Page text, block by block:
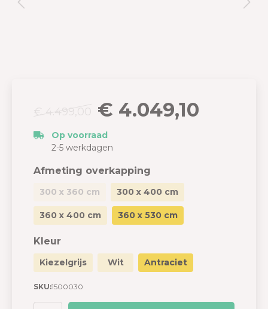
€ 4.049,10
Op voorraad
2-5 werkdagen
Afmeting overkapping
300 x 360 cm 300 x 400 cm
360 x 400 cm 360 x 530 cm
Kleur
Kiezelgrijs Wit Antraciet
SKU:1500030